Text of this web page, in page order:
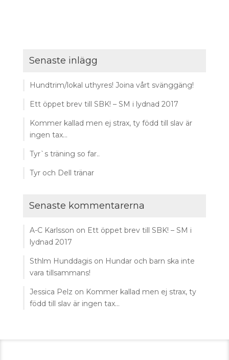
Senaste inlägg
Hundtrim/lokal uthyres! Joina vårt svänggäng!
Ett öppet brev till SBK! – SM i lydnad 2017
Kommer kallad men ej strax, ty född till slav är
ingen tax…
Tyr`s träning so far..
Tyr och Dell tränar
Senaste kommentarerna
A-C Karlsson on Ett öppet brev till SBK! – SM i
lydnad 2017
Sthlm Hunddagison Hundar och barn ska inte
vara tillsammans!
Jessica Pelz on Kommer kallad men ej strax, ty
född till slav är ingen tax…